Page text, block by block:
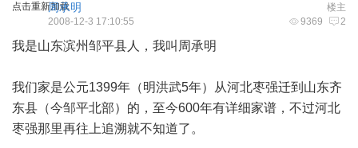
点击重新加载 楼主
周承明
9369 2
2008-12-3 17:10:55
我是山东滨州邹平县人，我叫周承明
我们家是公元1399年（明洪武5年）从河北枣强迁到山东齐
东县（今邹平北部）的，至今600年有详细家谱，不过河北
枣强那里再往上追溯就不知道了。